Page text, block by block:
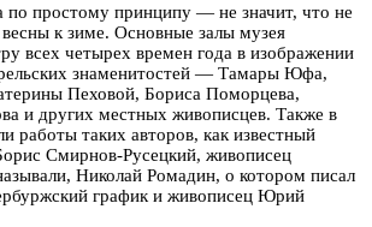
по простому принципу — не значит, что не
к зиме. Основные залы музея
всех четырех времен года в изображении
знаменитостей — Тамары Юфа,
Пеховой, Бориса Поморцева,
и других местных живописцев. Также в
работы таких авторов, как известный
Смирнов-Русецкий, живописец
Николай Ромадин, о котором писал
график и живописец Юрий